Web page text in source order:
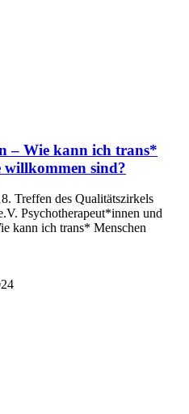
– Wie kann ich trans*
willkommen sind?
Treffen des Qualitätszirkels
Psychotherapeut*innen und
kann ich trans* Menschen